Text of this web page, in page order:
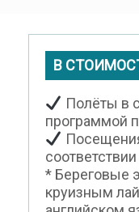
В
Полёты в
программой
* Береговые
круизным